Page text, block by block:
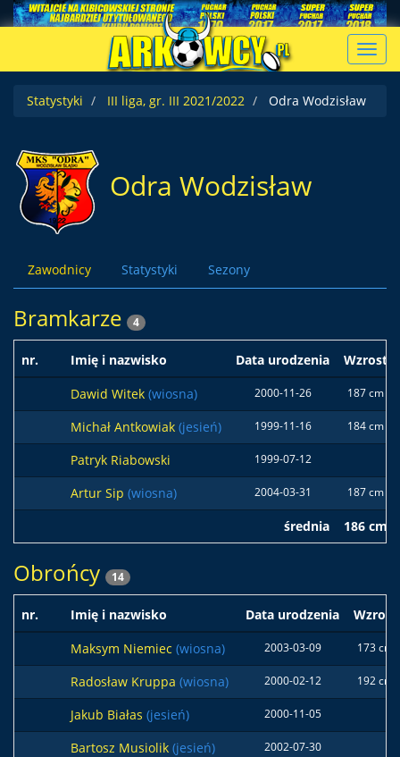
Statystyki
III liga, gr. III 2021/2022 Odra Wodzisław
Odra Wodzisław
Zawodnicy Statystyki Sezony
Bramkarze 4
nr. Imię i nazwisko Data urodzenia
Wzrost
Dawid Witek (wiosna) 2000-11-26 187 cm
Michał Antkowiak (jesień) 1999-11-16 184 cm
Patryk Riabowski 1999-07-12
Artur Sip (wiosna) 2004-03-31 187 cm
średnia 186 cm
Obrońcy 14
nr. Imię i nazwisko Data urodzenia
Wzrost
Maksym Niemiec (wiosna) 2003-03-09 173 cm
Radosław Kruppa (wiosna) 2000-02-12 192 cm
Jakub Białas (jesień) 2000-11-05
Bartosz Musiolik (jesień) 2002-07-30